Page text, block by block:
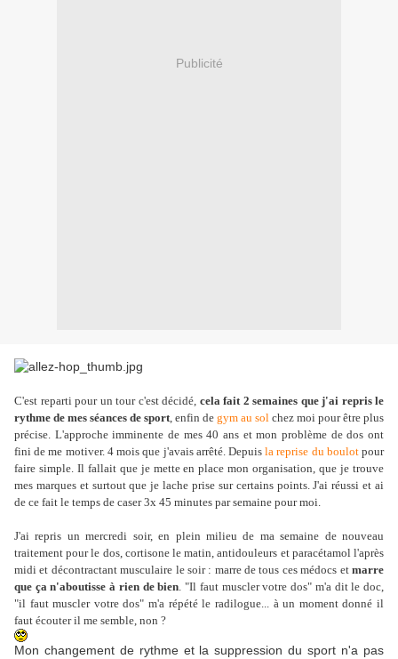
Publicité
C'est reparti pour un tour c'est décidé, cela fait 2 semaines que j'ai repris le
rythme de mes séances de sport, enfin de gym au sol chez moi pour être plus
précise. L'approche imminente de mes 40 ans et mon problème de dos ont
fini de me motiver. 4 mois que j'avais arrêté. Depuisla reprise du boulotpour
faire simple. Il fallait que je mette en place mon organisation, que je trouve
mes marques et surtout que je lache prise sur certains points. J'ai réussi et ai
de ce fait le temps de caser 3x 45 minutes par semaine pour moi.
J'ai repris un mercredi soir, en plein milieu de ma semaine de nouveau
traitement pour le dos, cortisone le matin, antidouleurs et paracétamol l'après
midi et décontractant musculaire le soir : marre de tous ces médocs et marre
que ça n'aboutisse à rien de bien. "Il faut muscler votre dos" m'a dit le doc,
"il faut muscler votre dos" m'a répété le radilogue... à un moment donné il
faut écouter il me semble, non ?
Mon changement de rythme et la suppression du sport n'a pas